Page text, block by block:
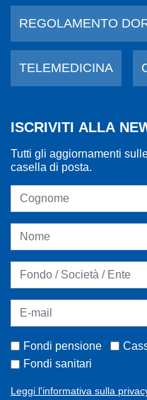
REGOLAMENTO
TELEMEDICINA
ISCRIVITI ALLA
Tutti gli aggiornamenti
casella di posta.
Fondi pensione
Fondi sanitari
Leggi l'informativa sulla